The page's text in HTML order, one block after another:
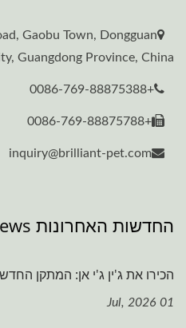
Gaobu Town, Dongguan
Guangdong Province, China
+0086-769-88875388
+0086-769-88875788
inquiry@brilliant-pet.com
החדשות האחרונות News
הכירו את ג'ין ג'י אן: המתקן
01 Jul, 2026